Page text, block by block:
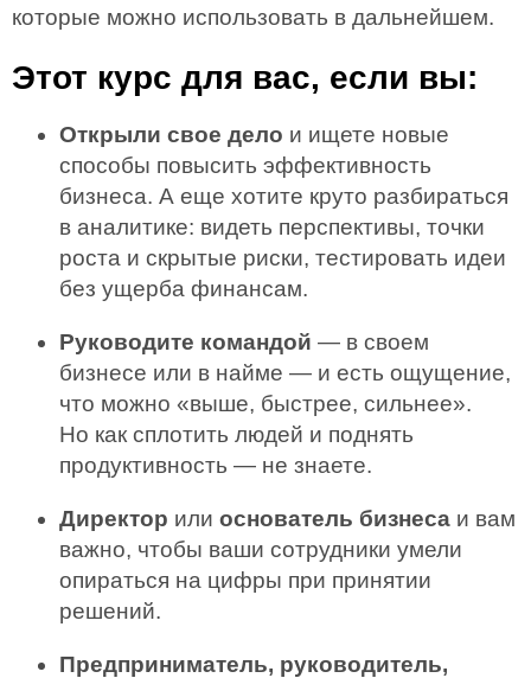
которые можно использовать в дальнейшем.
Этот курс для вас, если вы:
Открыли свое дело и ищете новые
способы повысить эффективность
бизнеса. А еще хотите круто разбираться
в аналитике: видеть перспективы, точки
роста и скрытые риски, тестировать идеи
без ущерба финансам.
Руководите командой — в своем
бизнесе или в найме — и есть ощущение,
что можно «выше, быстрее, сильнее».
Но как сплотить людей и поднять
продуктивность — не знаете.
Директор или основатель бизнеса и вам
важно, чтобы ваши сотрудники умели
опираться на цифры при принятии
решений.
Предприниматель, руководитель,